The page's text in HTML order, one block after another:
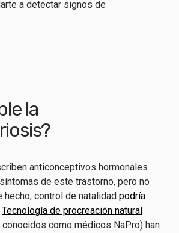
a detectar signos de
la
anticonceptivos hormonales
de este trastorno, pero no
hecho, control de natalidad podría
Tecnología de procreación natural
conocidos como médicos NaPro) han